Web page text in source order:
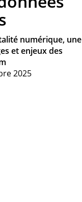
numérique, une
et enjeux des
2025